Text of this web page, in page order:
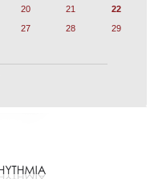
20 21
22
27 28
29